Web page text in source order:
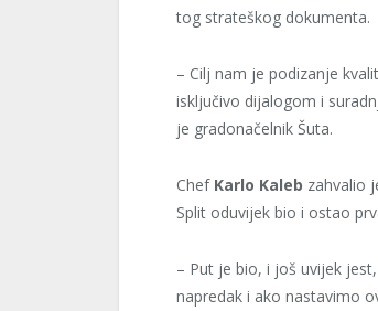
tog strateškog dokumenta.
– Cilj nam je podizanje
isključivo dijalogom i
je gradonačelnik Šuta.
Chef Karlo Kaleb zahvalio
Split oduvijek bio i ostao
– Put je bio, i još uvijek
napredak i ako nastavimo